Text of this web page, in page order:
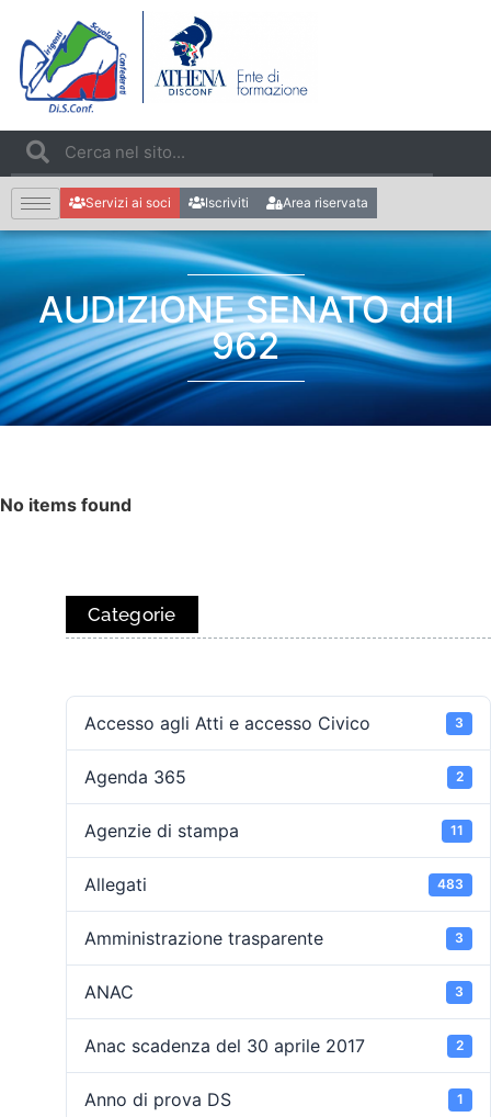
Servizi ai soci Iscriviti Area riservata
AUDIZIONE SENATO ddl
962
No items found
Categorie
Accesso agli Atti e accesso Civico 3
Agenda 365 2
Agenzie di stampa 11
Allegati 483
Amministrazione trasparente 3
ANAC 3
Anac scadenza del 30 aprile 2017 2
Anno di prova DS 1